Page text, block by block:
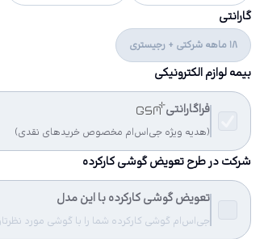
گارانتی
18 ماهه شرکتی + رجیستری
بیمه لوازم الکترونیکی
فراگارانتی
(هدیه ویژه جی‌اس‌ام مخصوص خریدهای نقدی)
شرکت در طرح تعویض گوشی کارکرده
تعویض گوشی کارکرده با این مدل
جی‌اس‌ام گوشی کارکرده شما را با گوشی مورد